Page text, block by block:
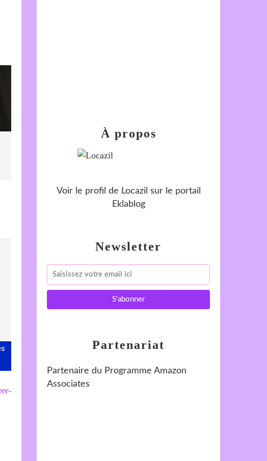
Newsletter
À propos
Voir le profil de Locazil sur le portail
Eklablog
Partenariat
Partenaire du Programme Amazon
Associates